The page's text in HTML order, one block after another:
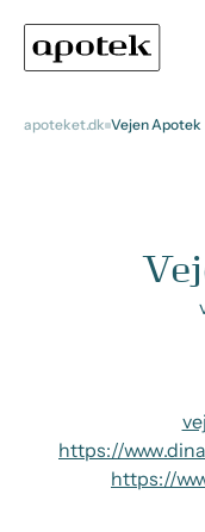
apoteket.dk Vejen Apotek
https://
https://